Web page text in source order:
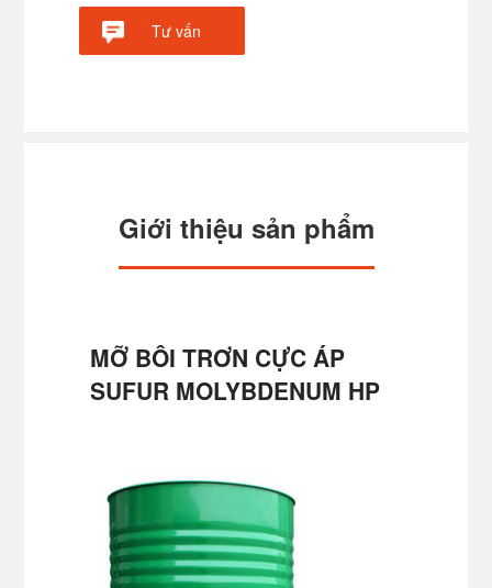
Tư vấn
Giới thiệu sản phẩm
MỠ BÔI TRƠN CỰC ÁP
SUFUR MOLYBDENUM HP